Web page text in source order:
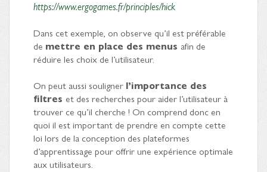
https://www.ergogames.fr/principles/hick
Dans cet exemple, on observe qu’il est préférable
de mettre en place des menus afin de
réduire les choix de l’utilisateur.
On peut aussi souligner l’importance des
filtres et des recherches pour aider l’utilisateur à
trouver ce qu’il cherche ! On comprend donc en
quoi il est important de prendre en compte cette
loi lors de la conception des plateformes
d’apprentissage pour offrir une expérience optimale
aux utilisateurs.